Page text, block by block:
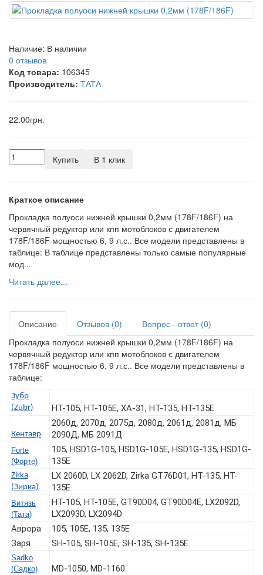
Наличие: В наличии
0 отзывов
Код товара: 106345
Производитель: ТАТА
22.00грн.
Купить В 1 клик
Краткое описание
Прокладка полуоси нижней крышки 0,2мм (178F/186F) на
червячный редуктор или кпп мотоблоков с двигателем
178F/186F мощностью 6, 9 л.с.. Все модели представлены в
таблице: В таблице представлены только самые популярные
мод...
Читать далее...
Описание Отзывов (0)
Вопрос - ответ (0)
Прокладка полуоси нижней крышки 0,2мм (178F/186F) на
червячный редуктор или кпп мотоблоков с двигателем
178F/186F мощностью 6, 9 л.с.. Все модели представлены в
таблице:
Зубр
(Zubr)
HT-105, HT-105E, ХА-31, HT-135, HT-135E
Кентавр
2060д, 2070д, 2075д, 2080д, 2061д, 2081д, МБ
2090Д, МБ 2091Д
Forte
(Форте)
105, HSD1G-105, HSD1G-105E, HSD1G-135, HSD1G-
135E
Zirka
(Зирка)
LX 2060D, LX 2062D, Zirka GT76D01, HT-135, HT-
135E
Витязь
(Тата)
HT-105, HT-105E, GT90D04, GT90D04E, LX2092D,
LX2093D, LX2094D
Аврора
105, 105Е, 135, 135E
Заря
SH-105, SH-105E, SH-135, SH-135E
Sadko
(Садко)
MD-1050, MD-1160